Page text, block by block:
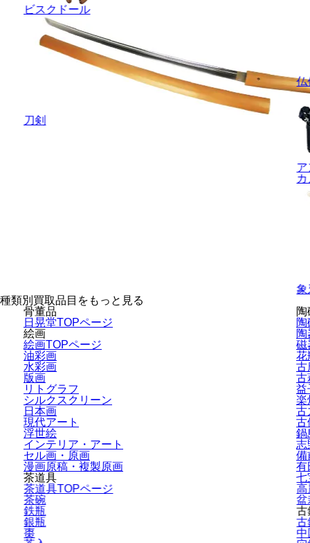
ビスクドール
刀剣
仏
ア
象
種類別買取品目をもっと見る
骨董品
日晃堂TOPページ
絵画
絵画TOPページ
油彩画
水彩画
版画
リトグラフ
シルクスクリーン
日本画
現代アート
浮世絵
インテリア・ アート
セル画・原画
漫画原稿・複製原画
茶道具
茶道具TOPページ
茶碗
鉄瓶
銀瓶
棗
磁
花
古
古
益
楽
古
古
鍋
志
備
有
七
高
盆
古
古
中